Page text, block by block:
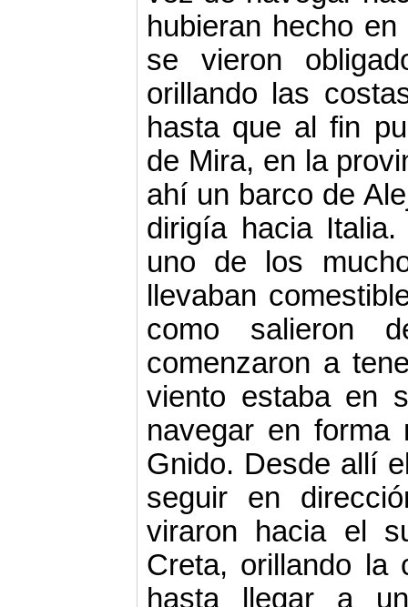
hubieran hecho
se vieron
orillando las
hasta que al fin
de Mira, en la
ahí un barco de
dirigía hacia
uno de los
llevaban
como salieron
comenzaron a
viento estaba en
navegar en forma
Gnido. Desde allí
seguir en
viraron hacia el
Creta, orillando la
hasta llegar a